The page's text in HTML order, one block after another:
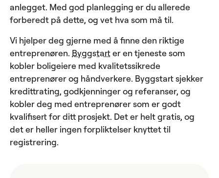
anlegget. Med god planlegging er du allerede
forberedt på dette, og vet hva som må til.
Vi hjelper deg gjerne med å finne den riktige
entreprenøren. Byggstarter en tjeneste som
kobler boligeiere med kvalitetssikrede
entreprenører og håndverkere. Byggstart sjekker
kredittrating, godkjenninger og referanser, og
kobler deg med entreprenører som er godt
kvalifisert for ditt prosjekt. Det er helt gratis, og
det er heller ingen forpliktelser knyttet til
registrering.